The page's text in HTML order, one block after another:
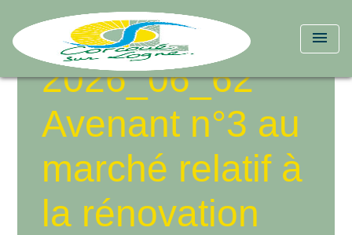
menu
2026_06_62
Avenant n°3 au
marché relatif à
la rénovation